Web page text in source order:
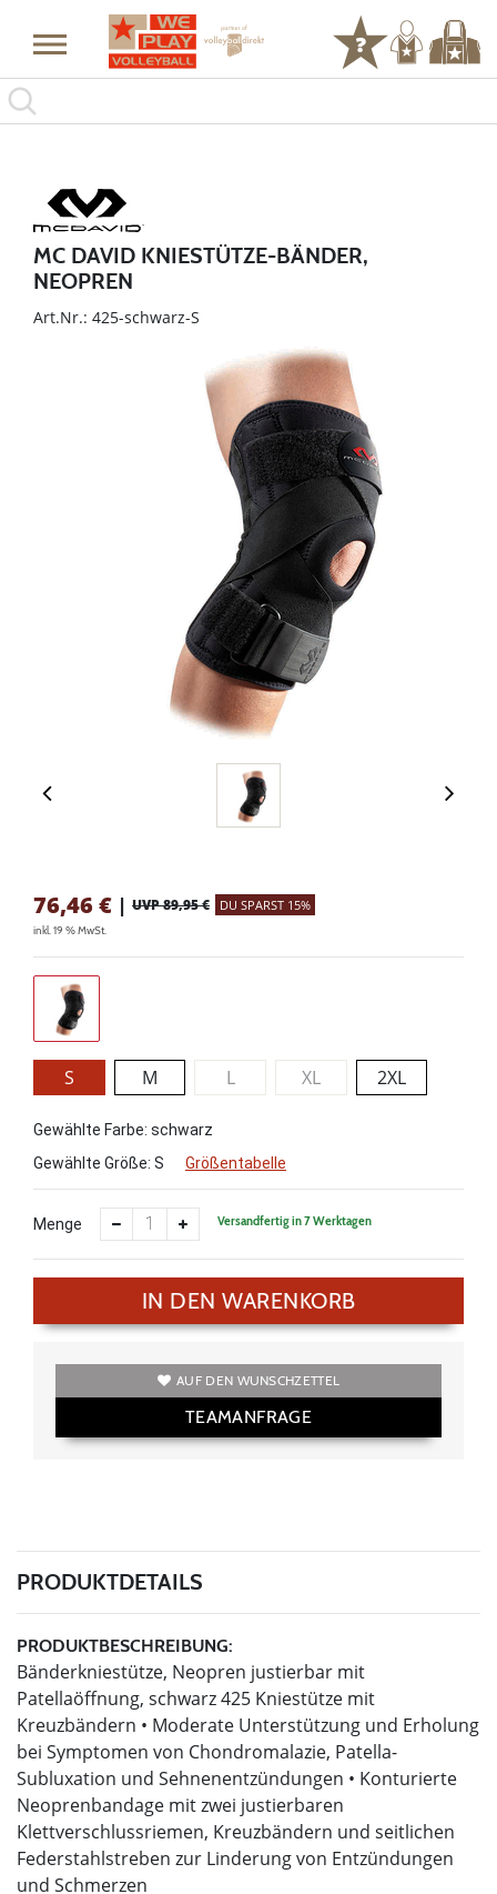
MC DAVID KNIESTÜTZE-BÄNDER,
NEOPREN
Art.Nr.: 425-schwarz-S
76,46 € | UVP 89,95 € DU SPARST 15%
inkl. 19 % MwSt.
S M L XL 2XL
Gewählte Farbe: schwarz
Gewählte Größe: S Größentabelle
Menge Versandfertig in 7 Werktagen
IN DEN WARENKORB
AUF DEN WUNSCHZETTEL
TEAMANFRAGE
PRODUKTDETAILS
PRODUKTBESCHREIBUNG:
Bänderkniestütze, Neopren justierbar mit
Patellaöffnung, schwarz 425 Kniestütze mit
Kreuzbändern • Moderate Unterstützung und Erholung
bei Symptomen von Chondromalazie, Patella-
Subluxation und Sehnenentzündungen • Konturierte
Neoprenbandage mit zwei justierbaren
Klettverschlussriemen, Kreuzbändern und seitlichen
Federstahlstreben zur Linderung von Entzündungen
und Schmerzen